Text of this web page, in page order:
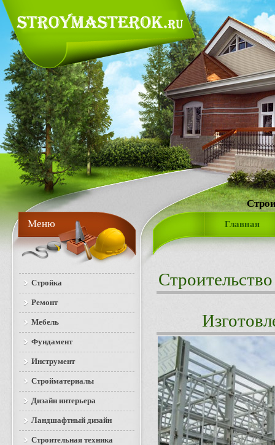
Главная
Строительство
Меню
Стройка
Ремонт
Мебель
Фундамент
Инструмент
Стройматериалы
Дизайн интерьера
Ландшафтный дизайн
Строительная техника